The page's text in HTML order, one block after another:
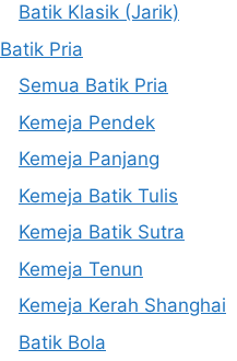
Batik Klasik (Jarik)
Batik Pria
Semua Batik Pria
Kemeja Pendek
Kemeja Panjang
Kemeja Batik Tulis
Kemeja Batik Sutra
Kemeja Tenun
Kemeja Kerah Shanghai
Batik Bola